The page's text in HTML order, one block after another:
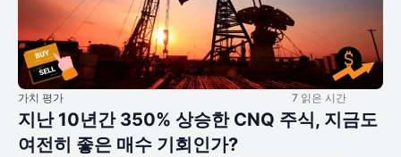
가치 평가 7 읽은 시간
지난 10년간 350% 상승한 CNQ 주식, 지금도
여전히 좋은 매수 기회인가?